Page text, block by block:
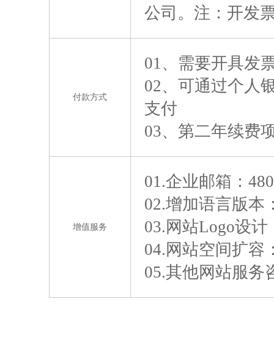
公司。注：开发
付款方式
01、需要开具发
02、可通过个人
支付
03、第二年续费
增值服务
01.企业邮箱：
02.增加语言版本
03.网站Logo设计
04.网站空间扩容
05.其他网站服务